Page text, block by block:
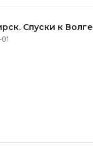
Спуски к Волге